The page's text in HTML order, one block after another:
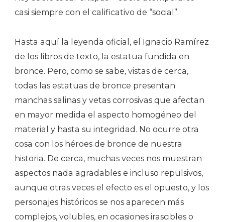
casi siempre con el calificativo de “social”.
Hasta aquí la leyenda oficial, el Ignacio Ramírez
de los libros de texto, la estatua fundida en
bronce. Pero, como se sabe, vistas de cerca,
todas las estatuas de bronce presentan
manchas salinas y vetas corrosivas que afectan
en mayor medida el aspecto homogéneo del
material y hasta su integridad. No ocurre otra
cosa con los héroes de bronce de nuestra
historia. De cerca, muchas veces nos muestran
aspectos nada agradables e incluso repulsivos,
aunque otras veces el efecto es el opuesto, y los
personajes históricos se nos aparecen más
complejos, volubles, en ocasiones irascibles o